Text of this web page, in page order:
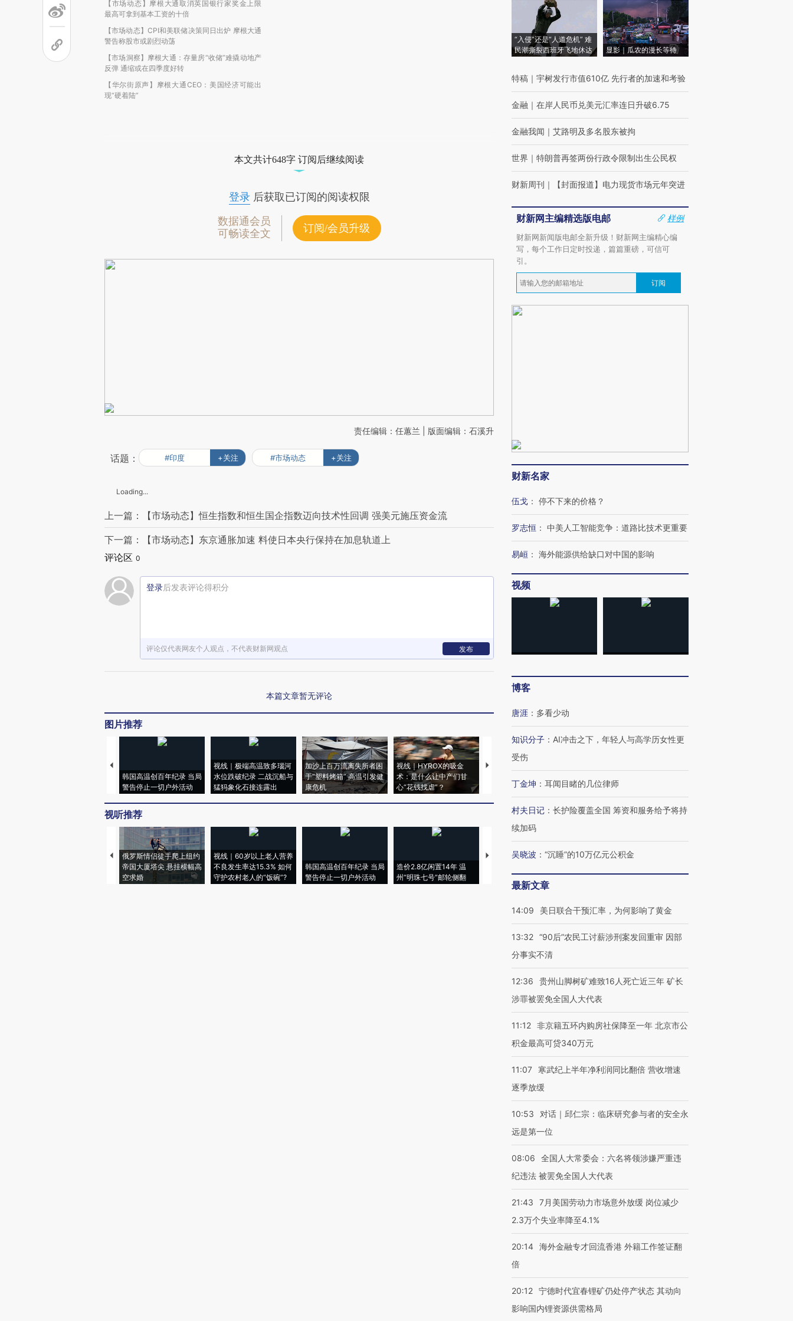
【市场动态】摩根大通取消英国银行家奖金上限
最高可拿到基本工资的十倍
【市场动态】CPI和美联储决策同日出炉 摩根大通
警告称股市或剧烈动荡
【市场洞察】摩根大通：存量房“收储”难撬动地产
反弹 通缩或在四季度好转
【华尔街原声】摩根大通CEO：美国经济可能出
现“硬着陆”
本文共计648字 订阅后继续阅读
登录后获取已订阅的阅读权限
数据通会员
可畅读全文
订阅/会员升级
责任编辑：任蕙兰 | 版面编辑：石溪升
话题： #印度 +关注 #市场动态 +关注
Loading...
上一篇：【市场动态】恒生指数和恒生国企指数迈向技术性回调 强美元施压资金流
下一篇：【市场动态】东京通胀加速 料使日本央行保持在加息轨道上
评论区 0
登录后发表评论得积分
评论仅代表网友个人观点，不代表财新网观点 发布
本篇文章暂无评论
图片推荐
韩国高温创百年纪录 当局
警告停止一切户外活动
视线｜极端高温致多瑙河
水位跌破纪录 二战沉船与
猛犸象化石接连露出
加沙上百万流离失所者困
于“塑料烤箱” 高温引发健
康危机
视线｜HYROX的吸金
术：是什么让中产们甘
心“花钱找虐”？
马航飞行员跨国走私7万
育部长拱下台
视听推荐
俄罗斯情侣徒手爬上纽约
帝国大厦塔尖 悬挂横幅高
空求婚
视线｜60岁以上老人营养
不良发生率达15.3% 如何
守护农村老人的“饭碗”?
韩国高温创百年纪录 当局
警告停止一切户外活动
造价2.8亿闲置14年 温
州“明珠七号”邮轮侧翻
特朗普出席葬礼疑似打瞌
者“堕落的白痴”
阿根廷3-0阿尔及利亚
猛犸象化石接连露出
“入侵”还是“人道危机” 难
民潮撕裂西班牙飞地休达
显影｜瓜农的漫长等待
特稿 ｜ 宇树发行市值610亿 先行者的加速和考验
金融 ｜ 在岸人民币兑美元汇率连日升破6.75
金融我闻 ｜ 艾路明及多名股东被拘
世界 ｜ 特朗普再签两份行政令限制出生公民权
财新周刊 ｜ 【封面报道】电力现货市场元年突进
财新网主编精选版电邮
样例
财新网新闻版电邮全新升级！财新网主编精心编
写，每个工作日定时投递，篇篇重磅，可信可
引。
订阅
财新名家
伍戈 ： 停不下来的价格？
罗志恒 ： 中美人工智能竞争：道路比技术更重要
易峘 ： 海外能源供给缺口对中国的影响
视频
博客
唐涯 ： 多看少动
知识分子 ： AI冲击之下，年轻人与高学历女性更
受伤
丁金坤 ： 耳闻目睹的几位律师
村夫日记 ： 长护险覆盖全国 筹资和服务给予将持
续加码
吴晓波 ： “沉睡”的10万亿元公积金
最新文章
14:09 美日联合干预汇率，为何影响了黄金
13:32 “90后”农民工讨薪涉刑案发回重审 因部
分事实不清
12:36
贵州山脚树矿难致16人死亡近三年 矿长
涉罪被罢免全国人大代表
11:12 非京籍五环内购房社保降至一年 北京市公
积金最高可贷340万元
11:07
寒武纪上半年净利润同比翻倍 营收增速
逐季放缓
10:53
对话｜邱仁宗：临床研究参与者的安全永
远是第一位
08:06
全国人大常委会：六名将领涉嫌严重违
纪违法 被罢免全国人大代表
21:43
7月美国劳动力市场意外放缓 岗位减少
2.3万个失业率降至4.1%
20:14 海外金融专才回流香港 外籍工作签证翻
倍
20:12 宁德时代宜春锂矿仍处停产状态 其动向
影响国内锂资源供需格局